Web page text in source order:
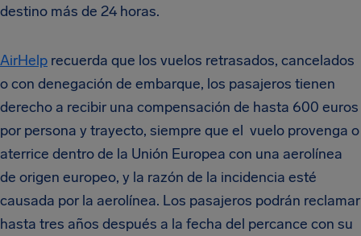
destino más de 24 horas.
AirHelp recuerda que los vuelos retrasados, cancelados
o con denegación de embarque, los pasajeros tienen
derecho a recibir una compensación de hasta 600 euros
por persona y trayecto, siempre que el vuelo provenga o
aterrice dentro de la Unión Europea con una aerolínea
de origen europeo, y la razón de la incidencia esté
causada por la aerolínea. Los pasajeros podrán reclamar
hasta tres años después a la fecha del percance con su